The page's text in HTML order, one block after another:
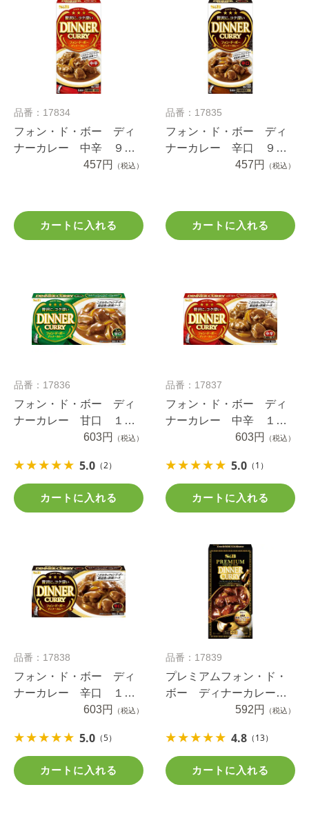
品番：17834
フォン・ド・ボー ディ
ナーカレー 中辛 ９７
457円 （税込）
カートに入れる
品番：17835
フォン・ド・ボー ディ
ナーカレー 辛口 ９７
457円 （税込）
カートに入れる
品番：17836
フォン・ド・ボー ディ
ナーカレー 甘口 １９
603円 （税込）
5.0 （2）
カートに入れる
品番：17837
フォン・ド・ボー ディ
ナーカレー 中辛 １９
603円 （税込）
5.0 （1）
カートに入れる
品番：17838
フォン・ド・ボー ディ
ナーカレー 辛口 １９
603円 （税込）
5.0 （5）
カートに入れる
品番：17839
プレミアムフォン・ド・
ボー ディナーカレー
中辛 １００ｇ592円 （税込）
4.8 （13）
カートに入れる